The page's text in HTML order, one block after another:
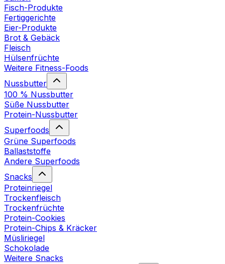
Fisch-Produkte
Fertiggerichte
Eier-Produkte
Brot & Gebäck
Fleisch
Hülsenfrüchte
Weitere Fitness-Foods
Nussbutter
100 % Nussbutter
Süße Nussbutter
Protein-Nussbutter
Superfoods
Grüne Superfoods
Ballaststoffe
Andere Superfoods
Snacks
Proteinriegel
Trockenfleisch
Trockenfrüchte
Protein-Cookies
Protein-Chips & Kräcker
Müsliriegel
Schokolade
Weitere Snacks